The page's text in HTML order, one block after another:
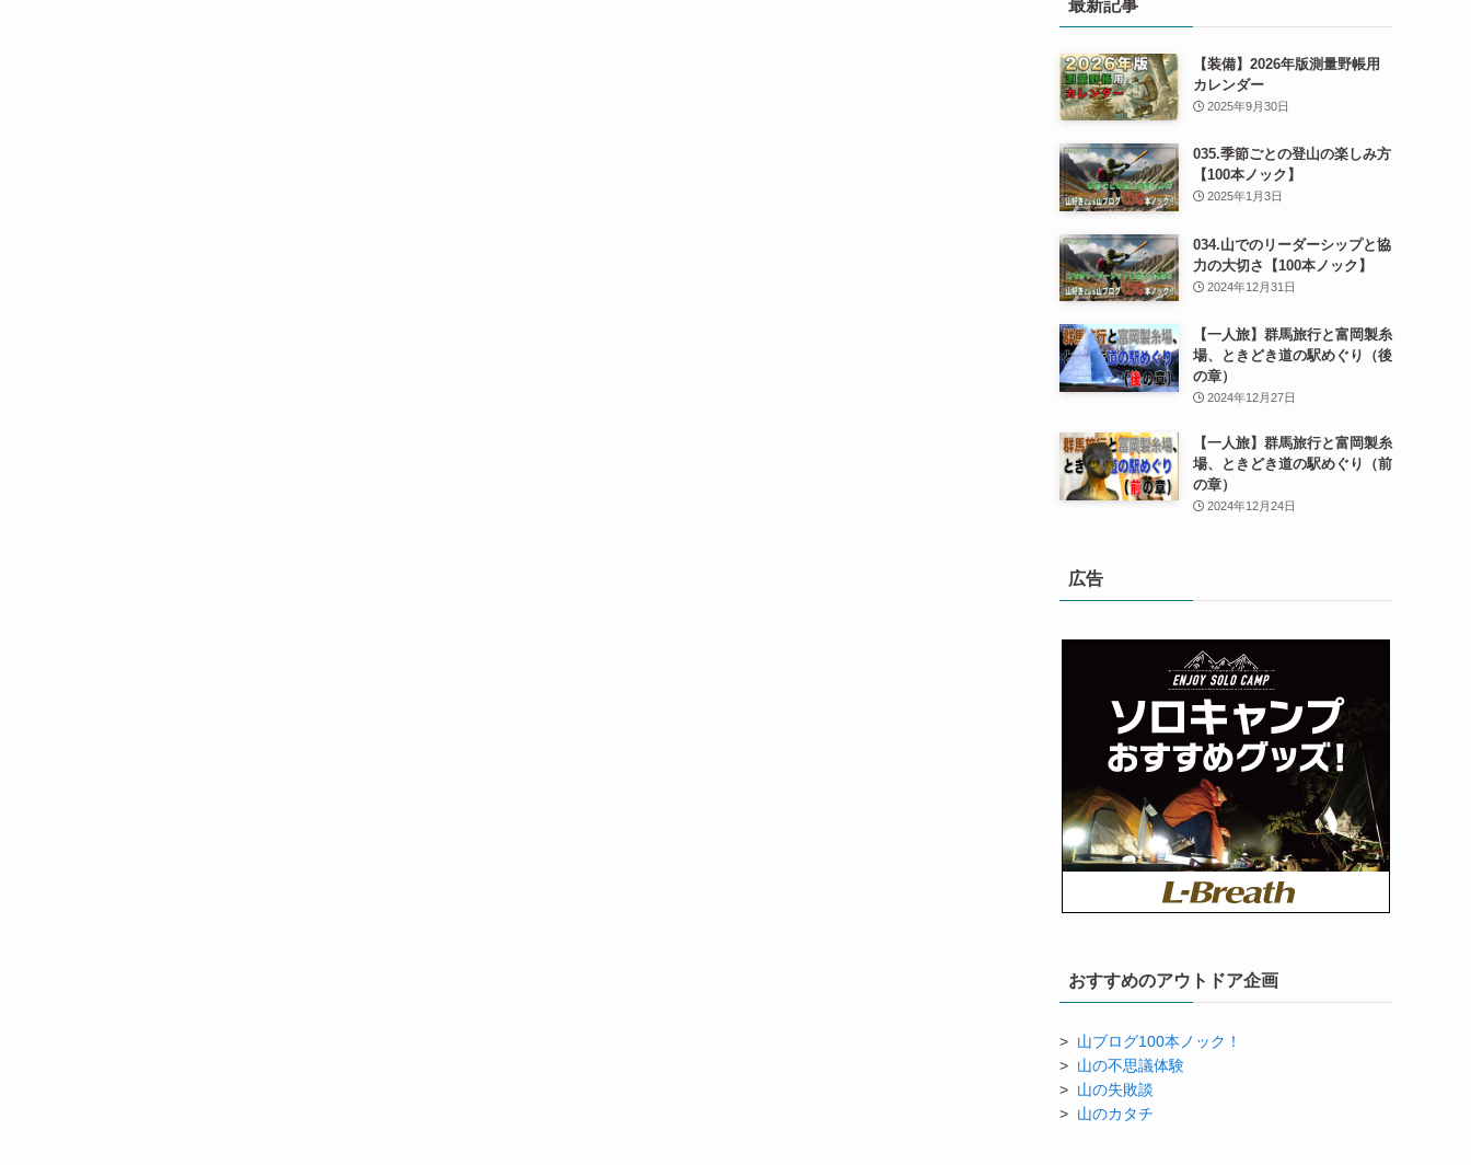
最新記事
【装備】2026年版測量野帳用
カレンダー
2025年9月30日
035.季節ごとの登山の楽しみ方
【100本ノック】
2025年1月3日
034.山でのリーダーシップと協
力の大切さ【100本ノック】
2024年12月31日
【一人旅】群馬旅行と富岡製糸
場、ときどき道の駅めぐり（後
の章）
2024年12月27日
【一人旅】群馬旅行と富岡製糸
場、ときどき道の駅めぐり（前
の章）
2024年12月24日
広告
おすすめのアウトドア企画
> 山ブログ100本ノック！
> 山の不思議体験
> 山の失敗談
> 山のカタチ